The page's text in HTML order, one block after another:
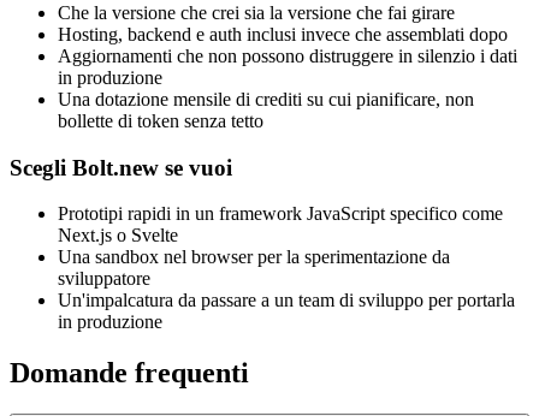
Che la versione che crei sia la versione che fai girare
Hosting, backend e auth inclusi invece che assemblati dopo
Aggiornamenti che non possono distruggere in silenzio i dati
in produzione
Una dotazione mensile di crediti su cui pianificare, non
bollette di token senza tetto
Scegli Bolt.new se vuoi
Prototipi rapidi in un framework JavaScript specifico come
Next.js o Svelte
Una sandbox nel browser per la sperimentazione da
sviluppatore
Un'impalcatura da passare a un team di sviluppo per portarla
in produzione
Domande frequenti